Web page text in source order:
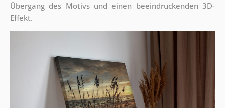
Übergang des Motivs und einen beeindruckenden 3D-
Effekt.